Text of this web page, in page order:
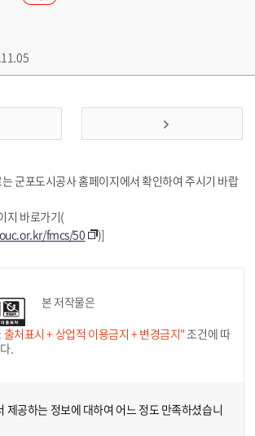
군포도시공사 홈페이지에서 확인하여 주시기 바랍
지 바로가기(
fmcs/50
)]
본 저작물은
처표시 + 상업적 이용금지 + 변경금지"조건에 따
.
제공하는 정보에 대하여 어느 정도 만족하셨습니